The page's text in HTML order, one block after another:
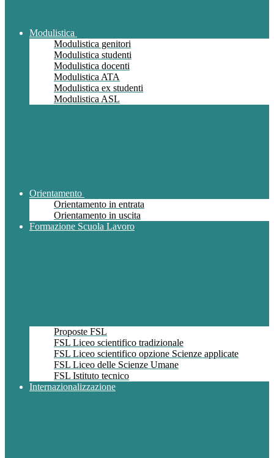
Modulistica
Modulistica genitori
Modulistica studenti
Modulistica docenti
Modulistica ATA
Modulistica ex studenti
Modulistica ASL
Orientamento
Orientamento in entrata
Orientamento in uscita
Formazione Scuola Lavoro
Proposte FSL
FSL Liceo scientifico tradizionale
FSL Liceo scientifico opzione Scienze applicate
FSL Liceo delle Scienze Umane
FSL Istituto tecnico
Internazionalizzazione